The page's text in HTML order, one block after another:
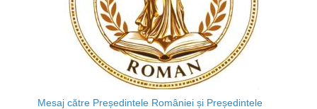
Mesaj către Președintele României și Președintele